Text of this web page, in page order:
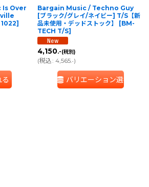
Is Over
]
る
Bargain Music / Techno Guy
[ブラック/グレイ/ネイビー] T/S【新
品未使用・デッドストック】
[BM-
TECH T/S]
4,150.-(税別)
(税込: 4,565.-)
バリエーション選択